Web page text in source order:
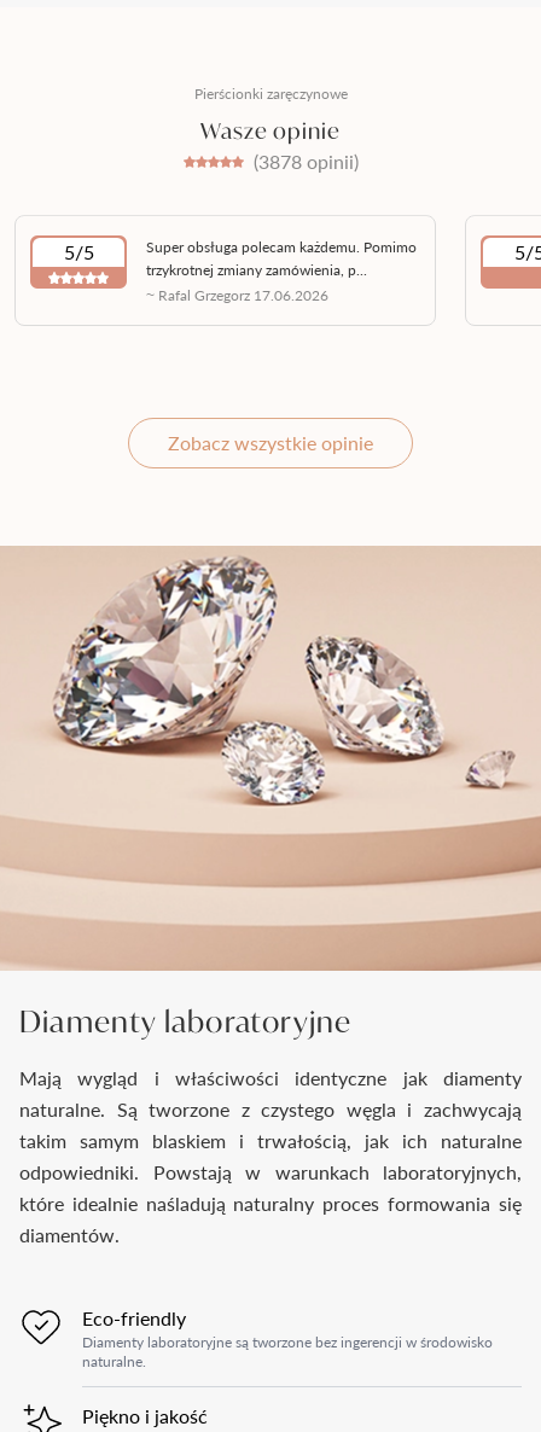
Pierścionki zaręczynowe
Wasze opinie
(3878 opinii)
5/5
Super obsługa polecam każdemu. Pomimo
trzykrotnej zmiany zamówienia, p...
~ Rafal Grzegorz 17.06.2026
5/
Zobacz wszystkie opinie
Diamenty laboratoryjne
Mają wygląd i właściwości identyczne jak diamenty
naturalne. Są tworzone z czystego węgla i zachwycają
takim samym blaskiem i trwałością, jak ich naturalne
odpowiedniki. Powstają w warunkach laboratoryjnych,
które idealnie naśladują naturalny proces formowania się
diamentów.
Eco-friendly
Diamenty laboratoryjne są tworzone bez ingerencji w środowisko
naturalne.
Piękno i jakość